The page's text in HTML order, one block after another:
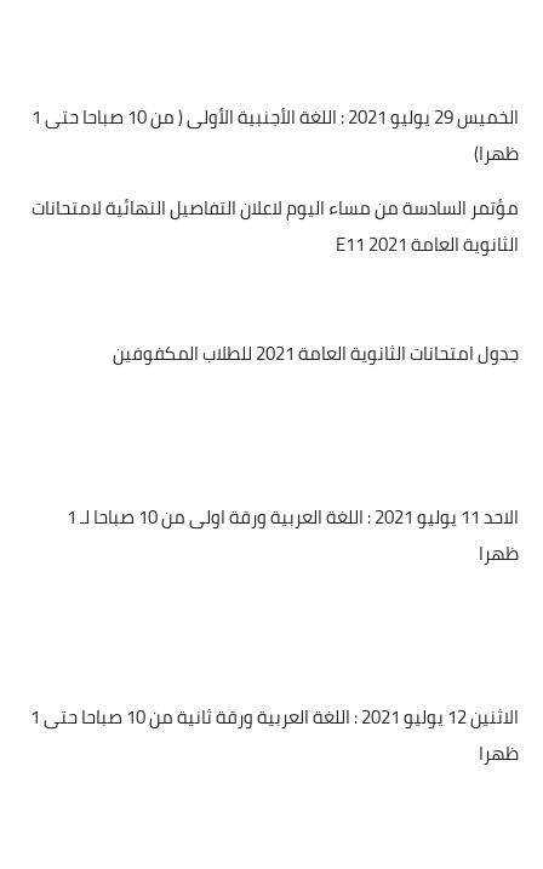
الخميس 29 يوليو 2021 : اللغة الأجنبية الأولى ( من 10 صباحا حتى 1
ظهرا)
مؤتمر السادسة من مساء اليوم لاعلان التفاصيل النهائية لامتحانات
الثانوية العامة 2021
E11
جدول امتحانات الثانوية العامة 2021 للطلاب المكفوفين
الاحد 11 يوليو 2021 : اللغة العربية ورقة اولى من 10 صباحا لـ 1
ظهرا
الاثنين 12 يوليو 2021 : اللغة العربية ورقة ثانية من 10 صباحا حتى 1
ظهرا